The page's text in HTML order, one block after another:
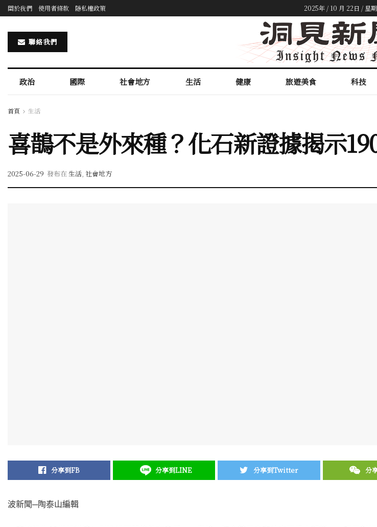
關於我們 使用者條款 隱私權政策 2025年 / 10 月 22日 / 星
聯絡我們
政治 國際 社會地方 生活 健康 旅遊美食 科技
首頁 生活
喜鵲不是外來種？化石新證據揭示
2025-06-29 發布在生活, 社會地方
分享到FB 分享到LINE 分享到Twitter 分
波新聞─陶泰山編輯